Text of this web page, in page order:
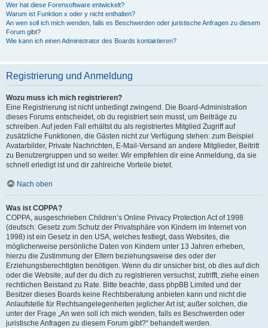
Wer hat diese Forensoftware entwickelt?
Warum ist Funktion x oder y nicht enthalten?
An wen soll ich mich wenden, falls es Beschwerden oder juristische Anfragen zu diesem
Forum gibt?
Wie kann ich einen Administrator des Boards kontaktieren?
Registrierung und Anmeldung
Wozu muss ich mich registrieren?
Eine Registrierung ist nicht unbedingt zwingend. Die Board-Administration
dieses Forums entscheidet, ob du registriert sein musst, um Beiträge zu
schreiben. Auf jeden Fall erhältst du als registriertes Mitglied Zugriff auf
zusätzliche Funktionen, die Gästen nicht zur Verfügung stehen: zum Beispiel
Avatarbilder, Private Nachrichten, E-Mail-Versand an andere Mitglieder, Beitritt
zu Benutzergruppen und so weiter. Wir empfehlen dir eine Anmeldung, da sie
schnell erledigt ist und dir zahlreiche Vorteile bietet.
Nach oben
Was ist COPPA?
COPPA, ausgeschrieben Children’s Online Privacy Protection Act of 1998
(deutsch: Gesetz zum Schutz der Privatsphäre von Kindern im Internet von
1998) ist ein Gesetz in den USA, welches festlegt, dass Websites, die
möglicherweise persönliche Daten von Kindern unter 13 Jahren erheben,
hierzu die Zustimmung der Eltern beziehungsweise des oder der
Erziehungsberechtigten benötigen. Wenn du dir unsicher bist, ob dies auf dich
oder die Website, auf der du dich zu registrieren versuchst, zutrifft, ziehe einen
rechtlichen Beistand zu Rate. Bitte beachte, dass phpBB Limited und der
Besitzer dieses Boards keine Rechtsberatung anbieten kann und nicht die
Anlaufstelle für Rechtsangelegenheiten jeglicher Art ist; außer solchen, die
unter der Frage „An wen soll ich mich wenden, falls es Beschwerden oder
juristische Anfragen zu diesem Forum gibt?“ behandelt werden.